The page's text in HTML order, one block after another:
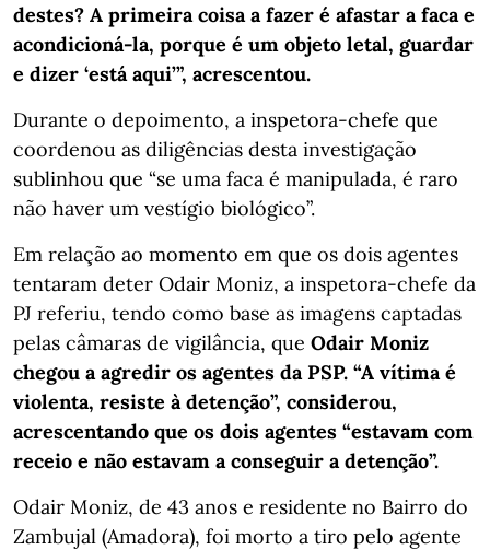
destes? A primeira coisa a fazer é afastar a faca e
acondicioná-la, porque é um objeto letal, guardar
e dizer ‘está aqui’”, acrescentou.
Durante o depoimento, a inspetora-chefe que
coordenou as diligências desta investigação
sublinhou que “se uma faca é manipulada, é raro
não haver um vestígio biológico”.
Em relação ao momento em que os dois agentes
tentaram deter Odair Moniz, a inspetora-chefe da
PJ referiu, tendo como base as imagens captadas
pelas câmaras de vigilância, que Odair Moniz
chegou a agredir os agentes da PSP. “A vítima é
violenta, resiste à detenção”, considerou,
acrescentando que os dois agentes “estavam com
receio e não estavam a conseguir a detenção”.
Odair Moniz, de 43 anos e residente no Bairro do
Zambujal (Amadora), foi morto a tiro pelo agente